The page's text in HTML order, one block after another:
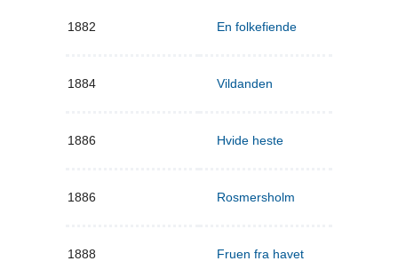
1882 En folkefiende
1884 Vildanden
1886 Hvide heste
1886 Rosmersholm
1888 Fruen fra havet